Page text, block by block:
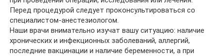
Перед процедурой следует проконсультироваться со
специалистом-анестезиологом.
Наши врачи внимательно изучат вашу ситуацию: наличие
хронических и инфекционных заболеваний, аллергий,
последние вакцинации и наличие беременности, а при